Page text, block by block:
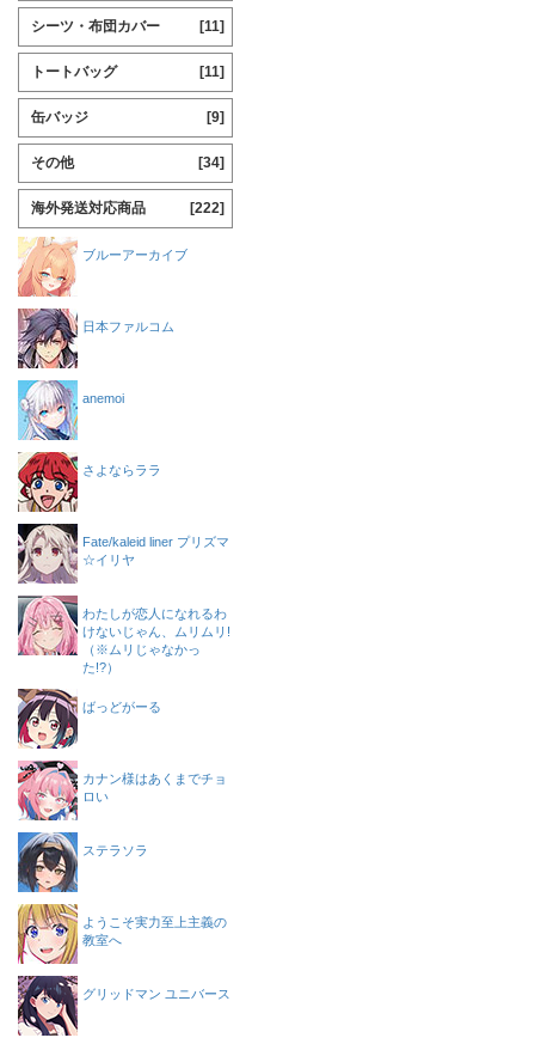
シーツ・布団カバー [11]
トートバッグ [11]
缶バッジ [9]
その他 [34]
海外発送対応商品 [222]
ブルーアーカイブ
日本ファルコム
anemoi
さよならララ
Fate/kaleid liner プリズマ
☆イリヤ
わたしが恋人になれるわ
けないじゃん、ムリムリ!
（※ムリじゃなかっ
た!?）
ばっどがーる
カナン様はあくまでチョ
ロい
ステラソラ
ようこそ実力至上主義の
教室へ
グリッドマン ユニバース